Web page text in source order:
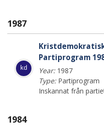
1987
kd
Partiprogram
Year:1987
Type:Partiprogram
Inskannat från
1984